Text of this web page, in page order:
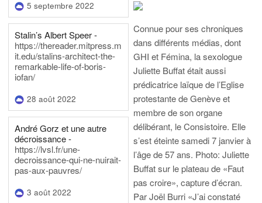
5 septembre 2022
Stalin’s Albert Speer -
https://thereader.mitpress.m
it.edu/stalins-architect-the-
remarkable-life-of-boris-
iofan/
28 août 2022
André Gorz et une autre
décroissance -
https://lvsl.fr/une-
decroissance-qui-ne-nuirait-
pas-aux-pauvres/
3 août 2022
Connue pour ses chroniques
dans différents médias, dont
GHI et Fémina, la sexologue
Juliette Buffat était aussi
prédicatrice laïque de l’Eglise
protestante de Genève et
membre de son organe
délibérant, le Consistoire. Elle
s’est éteinte samedi 7 janvier à
l’âge de 57 ans. Photo: Juliette
Buffat sur le plateau de «Faut
pas croire», capture d’écran.
Par Joël Burri «J’ai constaté